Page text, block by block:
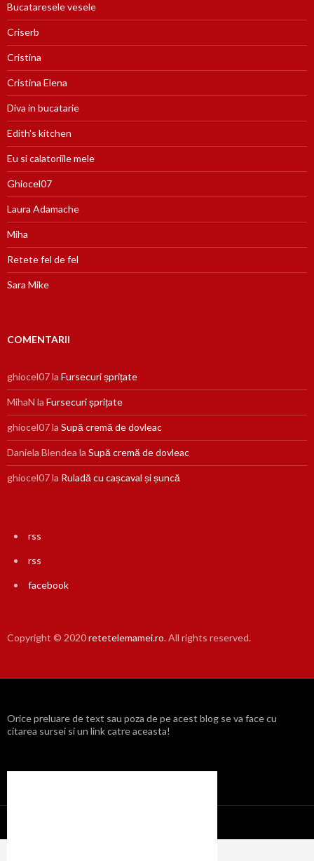
Bucataresele vesele
Criserb
Cristina
Cristina Elena
Diva in bucatarie
Edith's kitchen
Eu si calatoriile mele
Ghiocel07
Laura Adamache
Miha
Retete fel de fel
Sara Mike
COMENTARII
ghiocel07la Fursecuri șprițate
MihaN la Fursecuri șprițate
ghiocel07la Supă cremă de dovleac
Daniela Blendea la Supă cremă de dovleac
ghiocel07la Ruladă cu cașcaval și șuncă
rss
rss
facebook
Copyright © 2020retetelemamei.ro. All rights reserved.
Orice preluare de text sau poza de pe acest blog se va face cu
citarea sursei si un link catre aceasta!